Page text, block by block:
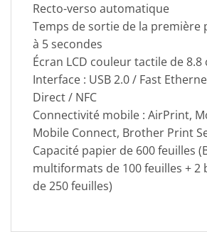
Recto-verso automatique
Temps de sortie de la première
à 5 secondes
Écran LCD couleur tactile de 8.8
Interface : USB 2.0 / Fast
Direct / NFC
Connectivité mobile : AirPrint,
Mobile Connect, Brother Print
Capacité papier de 600 feuilles
multiformats de 100 feuilles + 2
de 250 feuilles)